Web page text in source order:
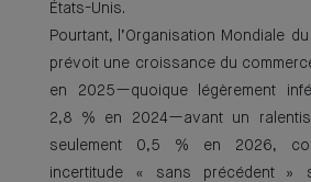
États-Unis.
Pourtant, l’Organisation Mondiale
prévoit une croissance du
en 2025—quoique légèrement
2,8 % en 2024—avant un
seulement 0,5 % en 2026,
incertitude « sans précédent »